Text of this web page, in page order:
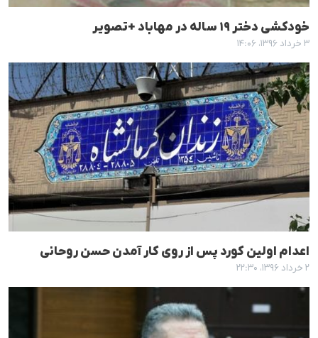
خودکشی دختر ١٩ سالە در مهاباد +تصویر
۳ خرداد ۱۳۹۶، ۱۴:۰۶
اعدام اولین کورد پس از روی کار آمدن حسن روحانی
۲ خرداد ۱۳۹۶، ۲۲:۳۰